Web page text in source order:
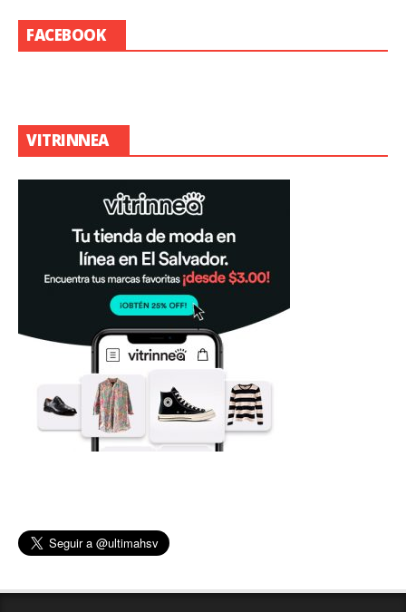
FACEBOOK
VITRINNEA